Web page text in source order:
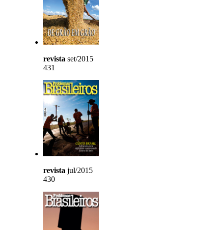
revista set/2015
431
revista jul/2015
430